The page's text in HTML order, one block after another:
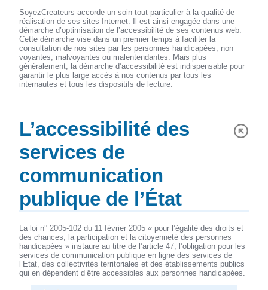
SoyezCreateurs accorde un soin tout particulier à la qualité de
réalisation de ses sites Internet. Il est ainsi engagée dans une
démarche d’optimisation de l’accessibilité de ses contenus web.
Cette démarche vise dans un premier temps à faciliter la
consultation de nos sites par les personnes handicapées, non
voyantes, malvoyantes ou malentendantes. Mais plus
généralement, la démarche d’accessibilité est indispensable pour
garantir le plus large accès à nos contenus par tous les
internautes et tous les dispositifs de lecture.
L’accessibilité des
services de
communication
publique de l’État
La loi n° 2005-102 du 11 février 2005 « pour l’égalité des droits et
des chances, la participation et la citoyenneté des personnes
handicapées » instaure au titre de l’article 47, l’obligation pour les
services de communication publique en ligne des services de
l’Etat, des collectivités territoriales et des établissements publics
qui en dépendent d’être accessibles aux personnes handicapées.